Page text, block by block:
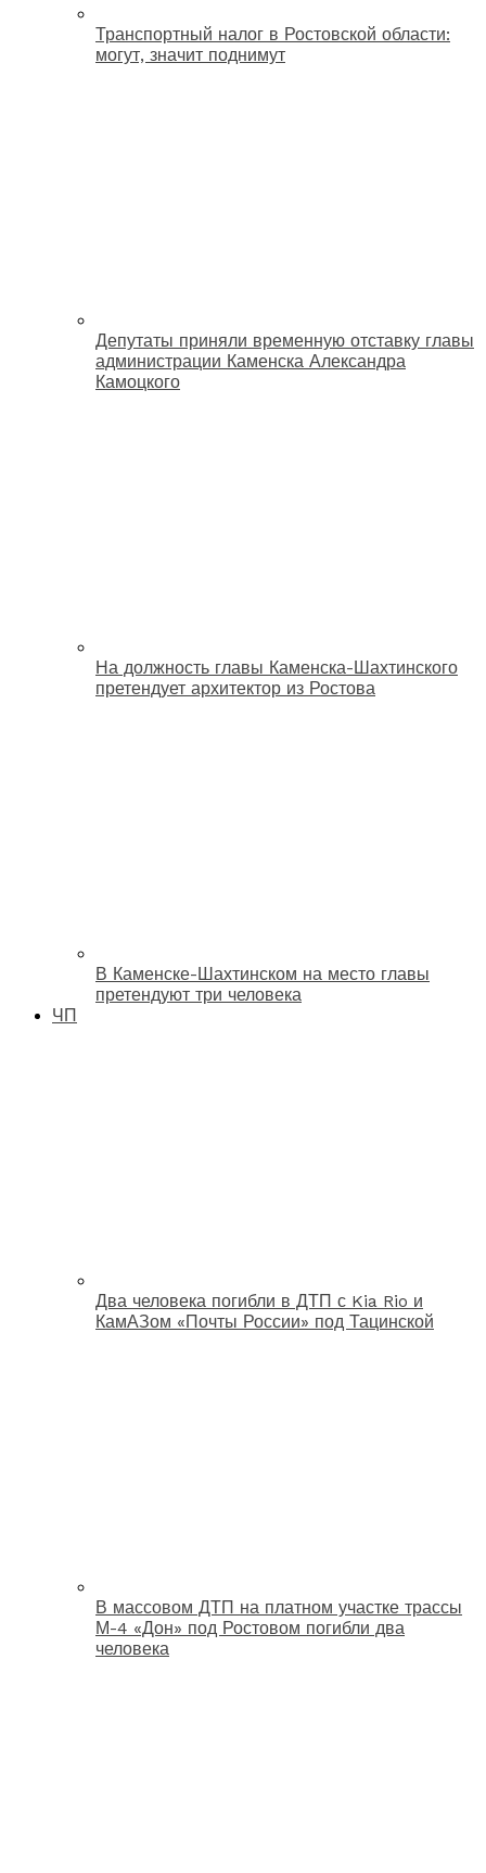
Транспортный налог в Ростовской области:
могут, значит поднимут
Депутаты приняли временную отставку главы
администрации Каменска Александра
Камоцкого
На должность главы Каменска-Шахтинского
претендует архитектор из Ростова
В Каменске-Шахтинском на место главы
претендуют три человека
ЧП
Два человека погибли в ДТП с Kia Rio и
КамАЗом «Почты России» под Тацинской
В массовом ДТП на платном участке трассы
М-4 «Дон» под Ростовом погибли два
человека